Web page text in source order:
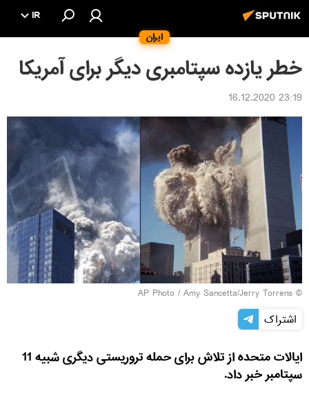
ایران
IR
خطر یازده سپتامبری دیگر برای آمریکا
23:19 16.12.2020
© AP Photo / Amy Sancetta/Jerry Torrens
اشتراک
ایالات متحده از تلاش برای حمله تروریستی دیگری شبیه 11
سپتامبر خبر داد.